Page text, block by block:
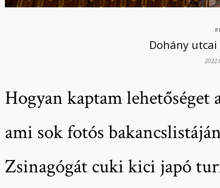
Dohány
Hogyan kaptam
ami sok fotós
Zsinagógát cuki kici japó